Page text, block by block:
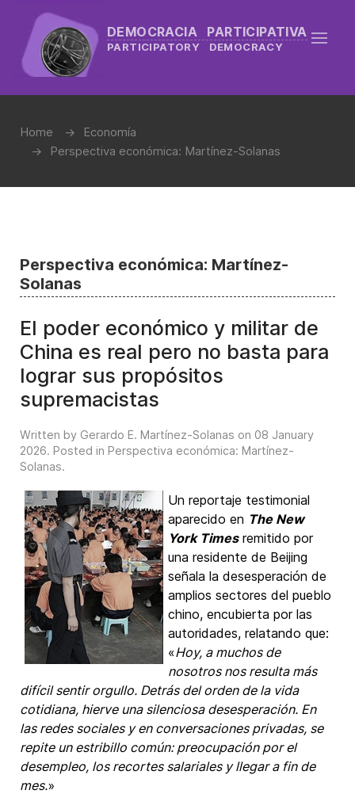
DEMOCRACIA PARTICIPATIVA
PARTICIPATORY DEMOCRACY
Home
Economía
Perspectiva económica: Martínez-Solanas
Perspectiva económica: Martínez-
Solanas
El poder económico y militar de
China es real pero no basta para
lograr sus propósitos
supremacistas
Written by Gerardo E. Martínez-Solanas on 08 January
2026. Posted in Perspectiva económica: Martínez-
Solanas.
Un reportaje testimonial
aparecido en The New
York Timesremitido por
una residente de Beijing
señala la desesperación de
amplios sectores del pueblo
chino, encubierta por las
autoridades, relatando que:
«Hoy, a muchos de
nosotros nos resulta más
difícil sentir orgullo. Detrás del orden de la vida
cotidiana, hierve una silenciosa desesperación. En
las redes sociales y en conversaciones privadas, se
repite un estribillo común: preocupación por el
desempleo, los recortes salariales y llegar a fin de
mes.»